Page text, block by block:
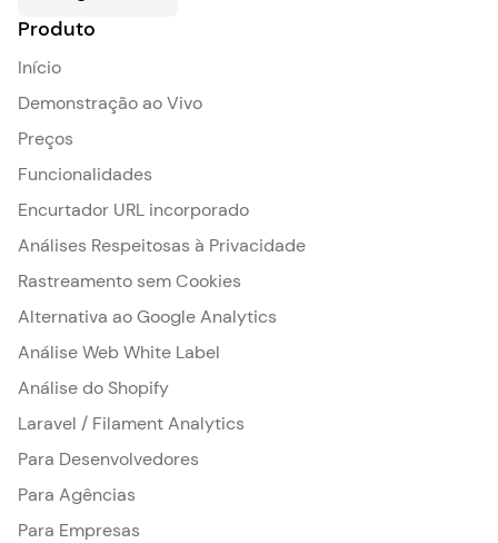
Produto
Início
Demonstração ao Vivo
Preços
Funcionalidades
Encurtador URL incorporado
Análises Respeitosas à Privacidade
Rastreamento sem Cookies
Alternativa ao Google Analytics
Análise Web White Label
Análise do Shopify
Laravel / Filament Analytics
Para Desenvolvedores
Para Agências
Para Empresas